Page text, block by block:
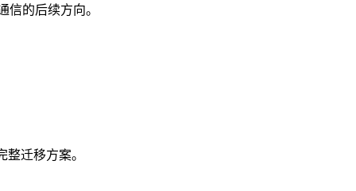
信的后续方向。
整迁移方案。